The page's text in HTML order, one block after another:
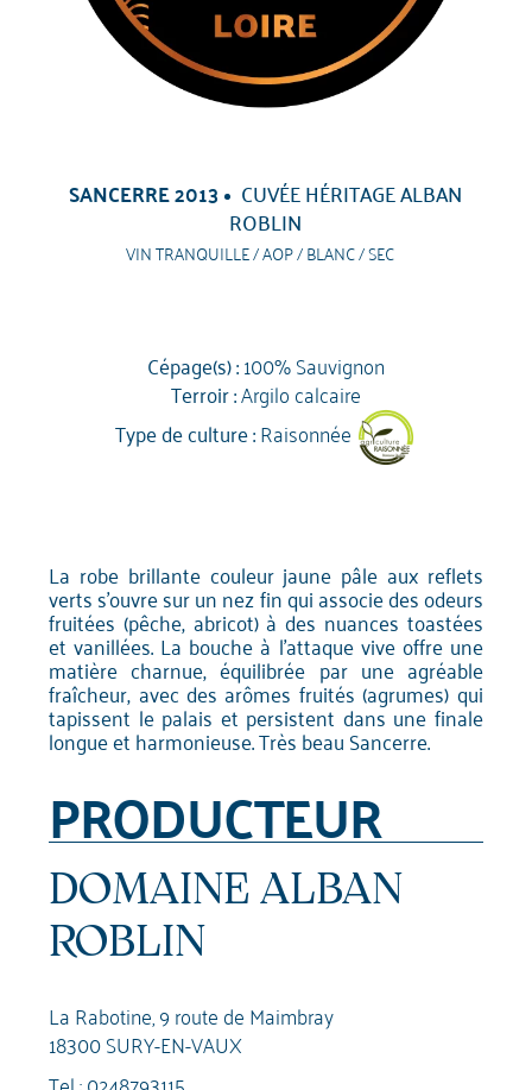
SANCERRE 2013 CUVÉE HÉRITAGE ALBAN
ROBLIN
VIN TRANQUILLE / AOP / BLANC / SEC
Cépage(s) :100% Sauvignon
Terroir :Argilo calcaire
Type de culture :Raisonnée
La robe brillante couleur jaune pâle aux reflets
verts s'ouvre sur un nez fin qui associe des odeurs
fruitées (pêche, abricot) à des nuances toastées
et vanillées. La bouche à l'attaque vive offre une
matière charnue, équilibrée par une agréable
fraîcheur, avec des arômes fruités (agrumes) qui
tapissent le palais et persistent dans une finale
longue et harmonieuse. Très beau Sancerre.
PRODUCTEUR
DOMAINE ALBAN
ROBLIN
La Rabotine, 9 route de Maimbray
18300 SURY-EN-VAUX